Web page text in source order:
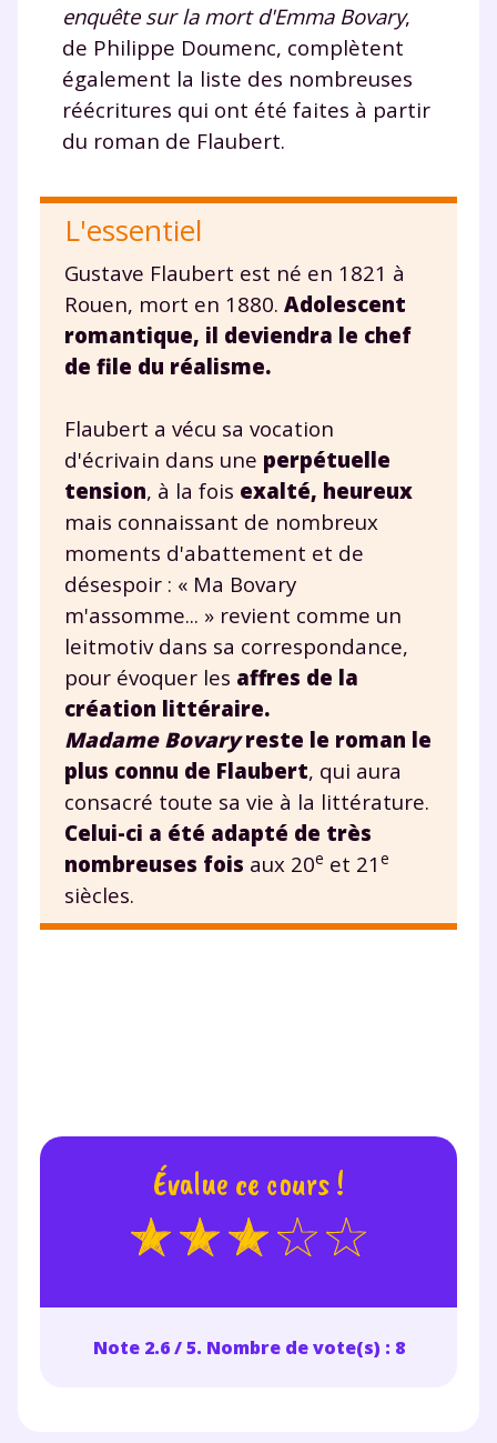
enquête sur la mort d'Emma Bovary,
de Philippe Doumenc, complètent
également la liste des nombreuses
réécritures qui ont été faites à partir
du roman de Flaubert.
L'essentiel
Gustave Flaubert est né en 1821 à
Rouen, mort en 1880. Adolescent
romantique, il deviendra le chef
de file du réalisme.
Flaubert a vécu sa vocation
d'écrivain dans une perpétuelle
tension, à la fois exalté, heureux
mais connaissant de nombreux
moments d'abattement et de
désespoir : « Ma Bovary
m'assomme... » revient comme un
leitmotiv dans sa correspondance,
pour évoquer les affres de la
création littéraire.
Madame Bovary reste le roman le
plus connu de Flaubert, qui aura
consacré toute sa vie à la littérature.
Celui-ci a été adapté de très
nombreuses fois aux 20e et 21 e
siècles.
Évalue ce cours !
Note 2.6 / 5. Nombre de vote(s) : 8